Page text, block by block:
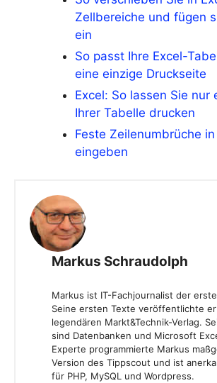
Zellbereiche und fügen
ein
So passt Ihre Excel-
eine einzige Druckseite
Excel: So lassen Sie nur
Ihrer Tabelle drucken
Feste Zeilenumbrüche in
eingeben
Markus Schraudolph
Markus ist IT-Fachjournalist der
Seine ersten Texte veröffentlichte er
legendären Markt&Technik-Verlag.
sind Datenbanken und Microsoft
Experte programmierte Markus
Version des Tippscout und ist
für PHP, MySQL und Wordpress.